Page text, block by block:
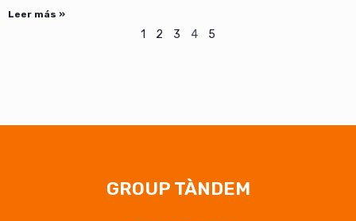
Leer más »
1 2 3 4 5
GROUP TÀNDEM